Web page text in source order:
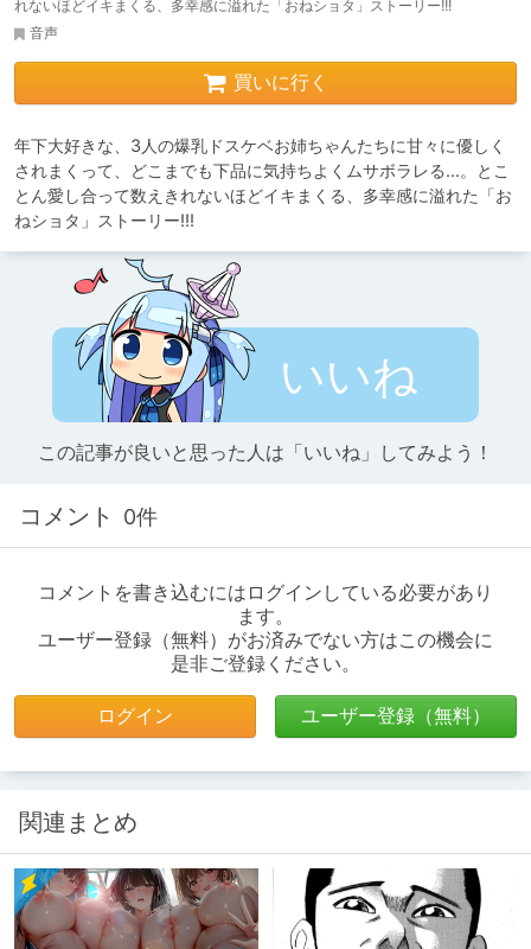
れないほどイキまくる、多幸感に溢れた「おねショタ」ストーリー!!!
音声
買いに行く
年下大好きな、3人の爆乳ドスケベお姉ちゃんたちに甘々に優しく
されまくって、どこまでも下品に気持ちよくムサボラレる...。とこ
とん愛し合って数えきれないほどイキまくる、多幸感に溢れた「お
ねショタ」ストーリー!!!
いいね
この記事が良いと思った人は「いいね」してみよう！
コメント 0件
コメントを書き込むにはログインしている必要があり
ます。
ユーザー登録（無料）がお済みでない方はこの機会に
是非ご登録ください。
ログイン ユーザー登録（無料）
関連まとめ